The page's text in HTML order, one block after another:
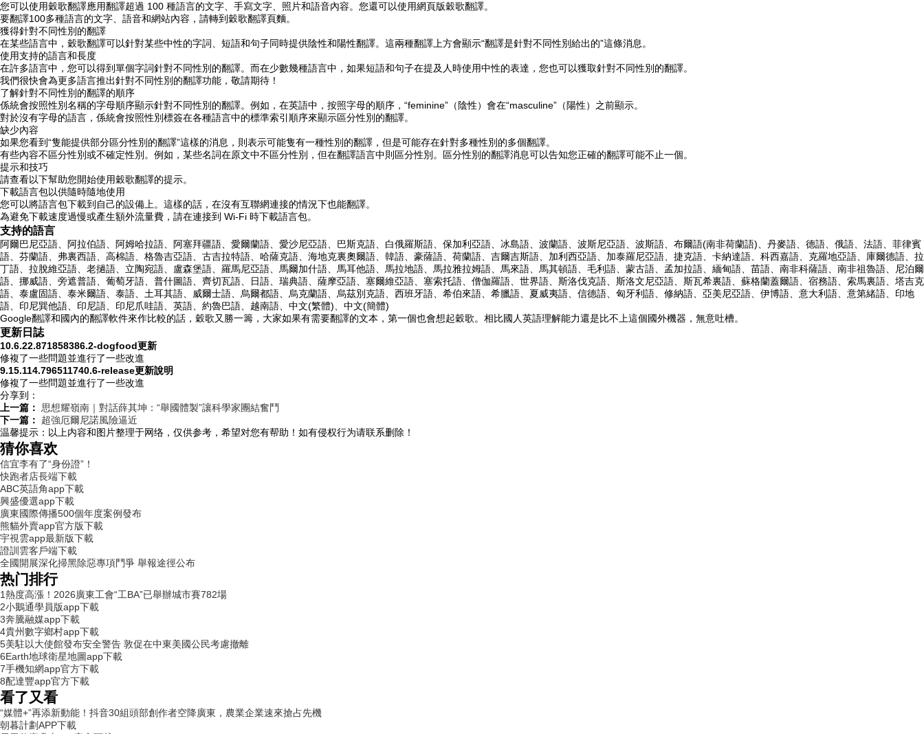
您可以使用穀歌翻譯應用翻譯超過 100 種語言的文字、手寫文字、照片和語音內容。您還可以使用網頁版穀歌翻譯。
要翻譯100多種語言的文字、語音和網站內容，請轉到穀歌翻譯頁麵。
獲得針對不同性別的翻譯
在某些語言中，穀歌翻譯可以針對某些中性的字詞、短語和句子同時提供陰性和陽性翻譯。這兩種翻譯上方會顯示“翻譯是針對不同性別給出的”這條消息。
使用支持的語言和長度
在許多語言中，您可以得到單個字詞針對不同性別的翻譯。而在少數幾種語言中，如果短語和句子在提及人時使用中性的表達，您也可以獲取針對不同性別的翻譯。
我們很快會為更多語言推出針對不同性別的翻譯功能，敬請期待！
了解針對不同性別的翻譯的順序
係統會按照性別名稱的字母順序顯示針對不同性別的翻譯。例如，在英語中，按照字母的順序，“feminine”（陰性）會在“masculine”（陽性）之前顯示。
對於沒有字母的語言，係統會按照性別標簽在各種語言中的標準索引順序來顯示區分性別的翻譯。
缺少內容
如果您看到“隻能提供部分區分性別的翻譯”這樣的消息，則表示可能隻有一種性別的翻譯，但是可能存在針對多種性別的多個翻譯。
有些內容不區分性別或不確定性別。例如，某些名詞在原文中不區分性別，但在翻譯語言中則區分性別。區分性別的翻譯消息可以告知您正確的翻譯可能不止一個。
提示和技巧
請查看以下幫助您開始使用穀歌翻譯的提示。
下載語言包以供隨時隨地使用
您可以將語言包下載到自己的設備上。這樣的話，在沒有互聯網連接的情況下也能翻譯。
為避免下載速度過慢或產生額外流量費，請在連接到 Wi-Fi 時下載語言包。
支持的語言
阿爾巴尼亞語、阿拉伯語、阿姆哈拉語、阿塞拜疆語、愛爾蘭語、愛沙尼亞語、巴斯克語、白俄羅斯語、保加利亞語、冰島語、波蘭語、波斯尼亞語、波斯語、布爾語(南非荷蘭語)、丹麥語、德語、俄語、法語、菲律賓
語、芬蘭語、弗裏西語、高棉語、格魯吉亞語、古吉拉特語、哈薩克語、海地克裏奧爾語、韓語、豪薩語、荷蘭語、吉爾吉斯語、加利西亞語、加泰羅尼亞語、捷克語、卡納達語、科西嘉語、克羅地亞語、庫爾德語、拉
丁語、拉脫維亞語、老撾語、立陶宛語、盧森堡語、羅馬尼亞語、馬爾加什語、馬耳他語、馬拉地語、馬拉雅拉姆語、馬來語、馬其頓語、毛利語、蒙古語、孟加拉語、緬甸語、苗語、南非科薩語、南非祖魯語、尼泊爾
語、挪威語、旁遮普語、葡萄牙語、普什圖語、齊切瓦語、日語、瑞典語、薩摩亞語、塞爾維亞語、塞索托語、僧伽羅語、世界語、斯洛伐克語、斯洛文尼亞語、斯瓦希裏語、蘇格蘭蓋爾語、宿務語、索馬裏語、塔吉克
語、泰盧固語、泰米爾語、泰語、土耳其語、威爾士語、烏爾都語、烏克蘭語、烏茲別克語、西班牙語、希伯來語、希臘語、夏威夷語、信德語、匈牙利語、修納語、亞美尼亞語、伊博語、意大利語、意第緒語、印地
語、印尼巽他語、印尼語、印尼爪哇語、英語、約魯巴語、越南語、中文(繁體)、中文(簡體)
Google翻譯和國內的翻譯軟件來作比較的話，穀歌又勝一籌，大家如果有需要翻譯的文本，第一個也會想起穀歌。相比國人英語理解能力還是比不上這個國外機器，無意吐槽。
更新日誌
10.6.22.871858386.2-dogfood更新
修複了一些問題並進行了一些改進
9.15.114.796511740.6-release更新說明
修複了一些問題並進行了一些改進
分享到：
上一篇：
思想耀嶺南｜對話薛其坤：“舉國體製”讓科學家團結奮鬥
下一篇：
超強厄爾尼諾風險逼近
温馨提示： 以上内容和图片整理于网络，仅供参考，希望对您有帮助！如有侵权行为请联系删除！
猜你喜欢
信宜李有了“身份證”！
快跑者店長端下載
ABC英語角app下載
興盛優選app下載
廣東國際傳播500個年度案例發布
熊貓外賣app官方版下載
宇視雲app最新版下載
證訓雲客戶端下載
全國開展深化掃黑除惡專項鬥爭 舉報途徑公布
热门排行
1熱度高漲！2026廣東工會“工BA”已舉辦城市賽782場
2小鵝通學員版app下載
3奔騰融媒app下載
4貴州數字鄉村app下載
5美駐以大使館發布安全警告 敦促在中東美國公民考慮撤離
6Earth地球衛星地圖app下載
7手機知網app官方下載
8配達豐app官方下載
看了又看
“媒體+”再添新動能！抖音30組頭部創作者空降廣東，農業企業速來搶占先機
朝暮計劃APP下載